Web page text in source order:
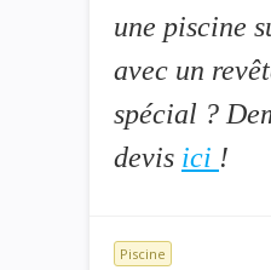
une piscine
avec un
spécial ?
devis ici !
Piscine